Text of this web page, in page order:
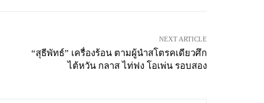
NEXT ARTICLE
“สุธีพัทธ์” เครื่องร้อน ตามผู้นำสโตรคเดียวศึก
ไต้หวัน กลาส ไท่ฟง โอเพ่น รอบสอง